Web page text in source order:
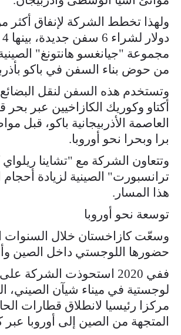
مجموعة "جيانغسو هانتونغ"
من حوض بناء السفن في باكو
وتستخدم هذه السفن لنقل
أكتاو وكوريك الكازاخيين عبر بحر
العاصمة الأذربيجانية باكو، قبل
برا وبحرا نحو أوروبا.
وتتعاون الشركة مع "تشاينا ريلواي
ترانسبورت" الصينية لزيادة
هذا المسار.
توسعة نحو أوروبا
وسعّت كازاخستان خلال السنوات
حضورها اللوجستي داخل الصين
ففي 2020 استحوذت الشركة
لوجستية في ميناء شيآن الصيني،
مركزا رئيسيا لانطلاق قطارات
المتجهة من الصين إلى أوروبا عبر